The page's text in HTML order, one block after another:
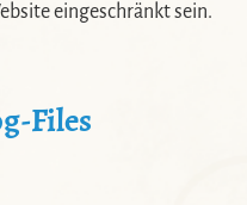
eingeschränkt sein.
Files